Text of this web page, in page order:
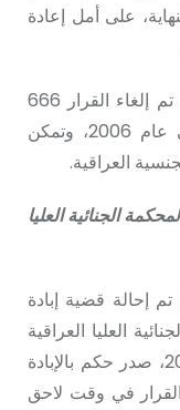
على أمل إعادة
بعد سقوط نظام البعث في عام 2003، تم إلغاء القرار 666
عن طريق قانون الجنسية العراقي في عام 2006، وتمكن
العراقية.
الجنائية العليا
سقوط نظام البعث في عام 2003، تم إحالة قضية إبادة
العليا العراقية
في 21 ديسمبر 2008. في 29 نوفمبر 2011، صدر حكم بالإبادة
في وقت لاحق